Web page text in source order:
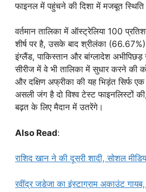
फाइनल में पहुंचने की दिशा में मजबूत
वर्तमान तालिका में ऑस्ट्रेलिया 100
शीर्ष पर है, उसके बाद श्रीलंका
इंग्लैंड, पाकिस्तान और बांग्लादेश
सीरीज में वे भी तालिका में सुधार करने की
और दक्षिण अफ्रीका की यह भिड़ंत सिर्फ
असली जंग है दो विश्व टेस्ट फाइनलिस्टों
बढ़त के लिए मैदान में उतरेंगे।
Also Read:
राशिद खान ने की दूसरी शादी, सोशल
रवींद्र जडेजा का इंस्टाग्राम अकाउंट